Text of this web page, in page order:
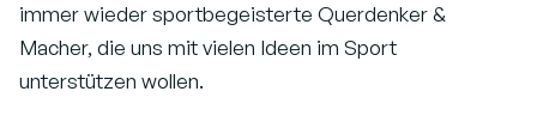
immer wieder sportbegeisterte Querdenker &
Macher, die uns mit vielen Ideen im Sport
unterstützen wollen.